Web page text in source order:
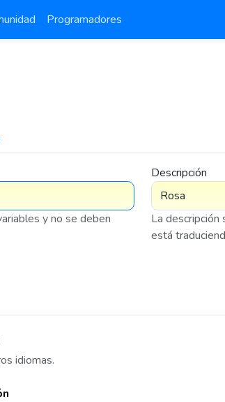
Programadores
y no se deben
Descripción
La
está
idiomas.